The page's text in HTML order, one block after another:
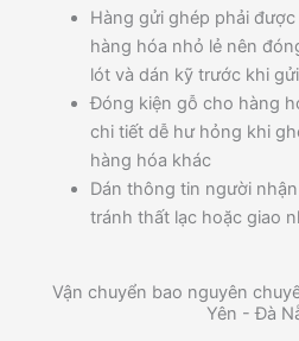
Hàng gửi ghép phải
hàng hóa nhỏ lẻ nên
lót và dán kỹ trước khi gửi
Đóng kiện gỗ cho hàng
chi tiết dễ hư hỏng khi
hàng hóa khác
Dán thông tin người
tránh thất lạc hoặc giao
Vận chuyển bao nguyên
Yên - Đà